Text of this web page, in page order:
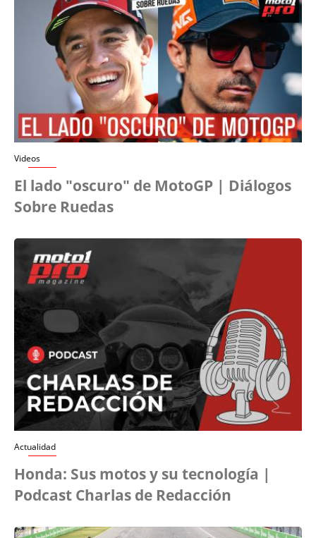
Videos
El lado "oscuro" de MotoGP | Diálogos
Sobre Ruedas
Actualidad
Honda: Sus motos y su tecnología |
Podcast Charlas de Redacción